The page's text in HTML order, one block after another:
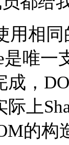
用相
是唯一
成，
上
的构